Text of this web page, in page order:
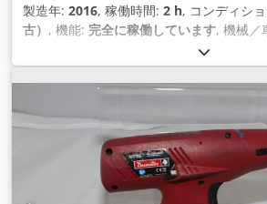
製造年: 2016, 稼働時間: 2 h, コンディシ
古） , 機能: 完全に稼働しています, 機械／
, テスト済みで完全に機能す
ントリから: デソーター低電圧ドライバー
スイッチオフ レバースタート付き アイド
Csdpfsv Ipt Rox Agxorf バッテリーなし
産およびメンテナンス用のその他のツー
じて提供されます。